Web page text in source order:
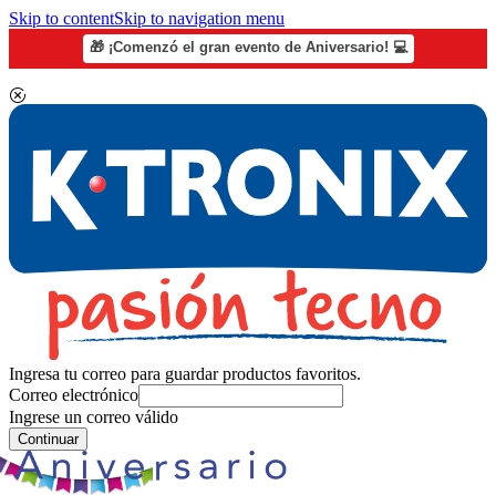
Skip to contentSkip to navigation menu
🎁 ¡Comenzó el gran evento de Aniversario! 💻
Ingresa tu correo para guardar productos favoritos.
Correo electrónico
Ingrese un correo válido
Continuar